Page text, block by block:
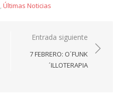
,Últimas Noticias
Entrada siguiente
7 FEBRERO: O´FUNK
´ILLOTERAPIA